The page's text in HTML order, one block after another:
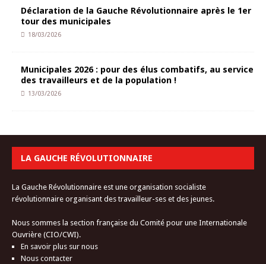
Déclaration de la Gauche Révolutionnaire après le 1er
tour des municipales
18/03/2026
Municipales 2026 : pour des élus combatifs, au service
des travailleurs et de la population !
13/03/2026
LA GAUCHE RÉVOLUTIONNAIRE
La Gauche Révolutionnaire est une organisation socialiste
révolutionnaire organisant des travailleur-ses et des jeunes.
Nous sommes la section française du Comité pour une Internationale
Ouvrière (CIO/CWI).
En savoir plus sur nous
Nous contacter